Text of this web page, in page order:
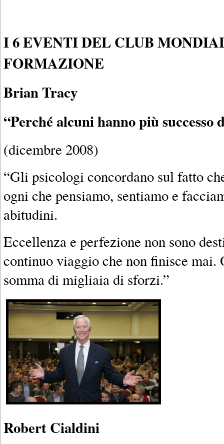
I 6 EVENTI DEL CLUB
FORMAZIONE
Brian Tracy
“Perché alcuni hanno più successo
(dicembre 2008)
“Gli psicologi concordano sul fatto
ogni che pensiamo, sentiamo e
abitudini.
Eccellenza e perfezione non sono
continuo viaggio che non finisce mai.
somma di migliaia di sforzi.”
Robert Cialdini